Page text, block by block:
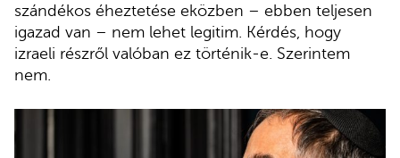
szándékos éheztetése eközben – ebben teljesen
igazad van – nem lehet legitim. Kérdés, hogy
izraeli részről valóban ez történik-e. Szerintem
nem.